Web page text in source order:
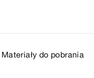
Materiały do pobrania